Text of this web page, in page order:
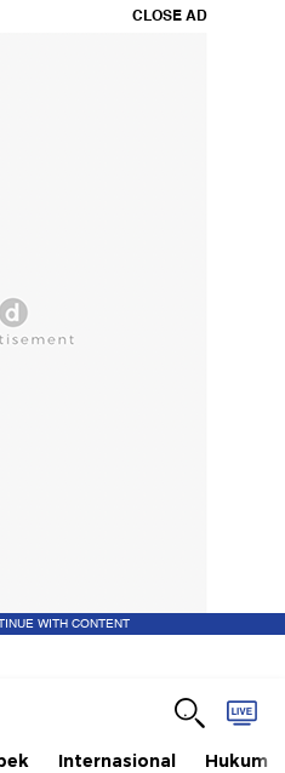
CLOSE AD
WITH CONTENT
Internasional Hukum